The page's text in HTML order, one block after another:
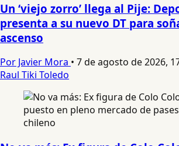
Un ‘viejo zorro’ llega al Pije:
presenta a su nuevo DT para
ascenso
Por Javier Mora • 7 de agosto de 2026,
Raul Tiki Toledo